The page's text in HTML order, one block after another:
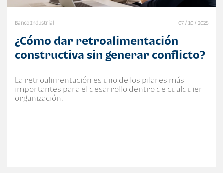
Banco Industrial 07 / 10 / 2025
¿Cómo dar retroalimentación
constructiva sin generar conflicto?
La retroalimentación es uno de los pilares más
importantes para el desarrollo dentro de cualquier
organización.